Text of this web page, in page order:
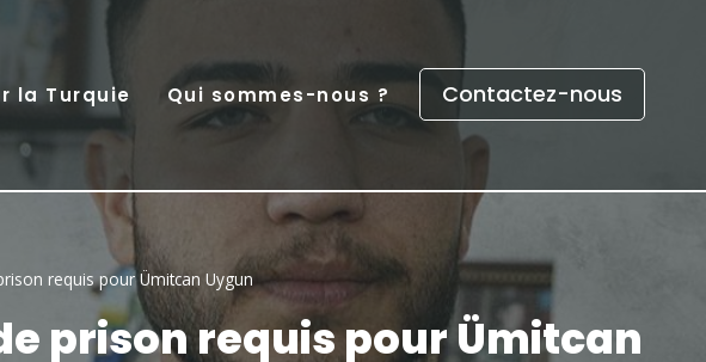
la Turquie Qui sommes-nous ? Contactez-nous
requis pour Ümitcan Uygun
prison requis pour Ümitcan